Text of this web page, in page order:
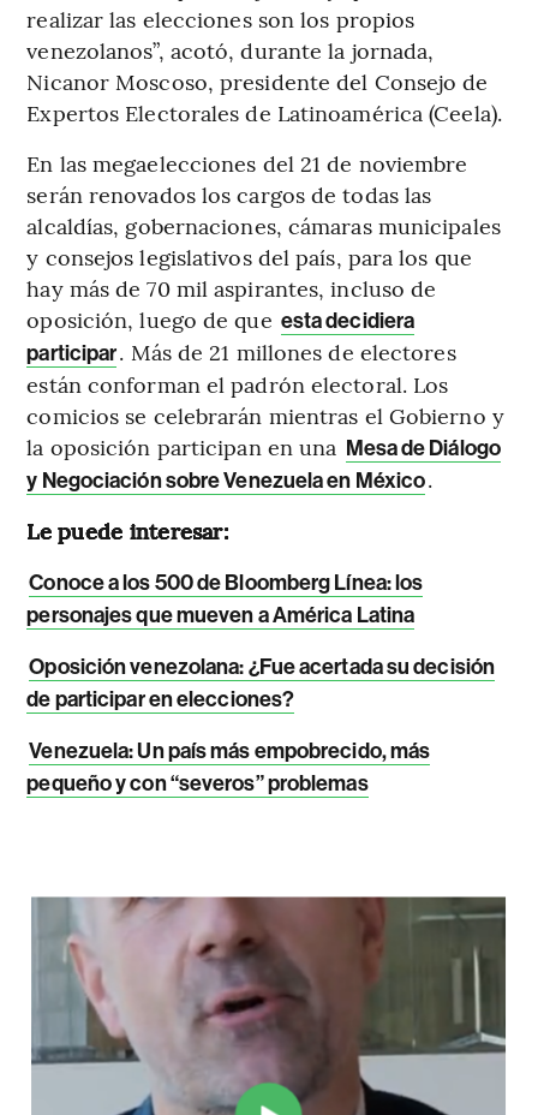
realizar las elecciones son los propios
venezolanos”, acotó, durante la jornada,
Nicanor Moscoso, presidente del Consejo de
Expertos Electorales de Latinoamérica (Ceela).
En las megaelecciones del 21 de noviembre
serán renovados los cargos de todas las
alcaldías, gobernaciones, cámaras municipales
y consejos legislativos del país, para los que
hay más de 70 mil aspirantes, incluso de
oposición, luego de que esta decidiera
participar. Más de 21 millones de electores
están conforman el padrón electoral. Los
comicios se celebrarán mientras el Gobierno y
la oposición participan en una Mesa de Diálogo
y Negociación sobre Venezuela en México.
Le puede interesar:
Conoce a los 500 de Bloomberg Línea: los
personajes que mueven a América Latina
Oposición venezolana: ¿Fue acertada su decisión
de participar en elecciones?
Venezuela: Un país más empobrecido, más
pequeño y con “severos” problemas